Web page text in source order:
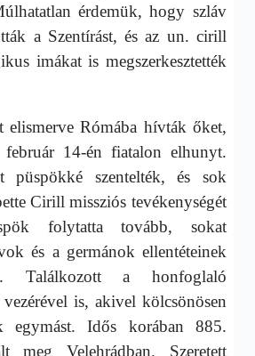
érdemük, hogy szláv
a Szentírást, és az un. cirill
imákat is megszerkesztették
elismerve Rómába hívták őket,
14-én fiatalon elhunyt.
püspökké szentelték, és sok
Cirill missziós tevékenységét
folytatta tovább, sokat
és a germánok ellentéteinek
Találkozott a honfoglaló
is, akivel kölcsönösen
egymást. Idős korában 885.
meg Velehrádban. Szeretett